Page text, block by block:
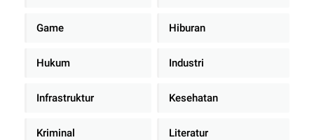
Game Hiburan
Hukum Industri
Infrastruktur Kesehatan
Kriminal Literatur